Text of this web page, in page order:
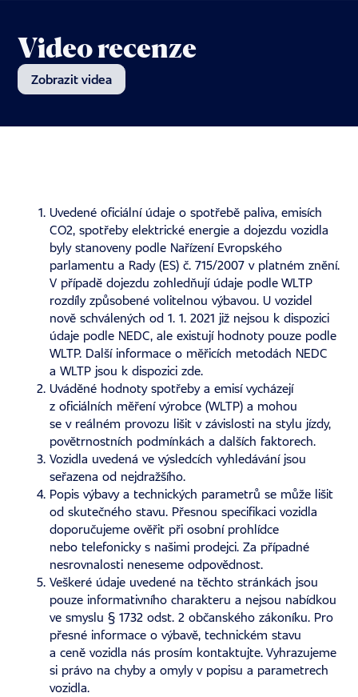
Video recenze
Zobrazit videa
Uvedené oficiální údaje o spotřebě paliva, emisích
CO2, spotřeby elektrické energie a dojezdu vozidla
byly stanoveny podle Nařízení Evropského
parlamentu a Rady (ES) č. 715/2007 v platném znění.
V případě dojezdu zohledňují údaje podle WLTP
rozdíly způsobené volitelnou výbavou. U vozidel
nově schválených od 1. 1. 2021 již nejsou k dispozici
údaje podle NEDC, ale existují hodnoty pouze podle
WLTP. Další informace o měřicích metodách NEDC
a WLTP jsou k dispozicizde.
Uváděné hodnoty spotřeby a emisí vycházejí
z oficiálních měření výrobce (WLTP) a mohou
se v reálném provozu lišit v závislosti na stylu jízdy,
povětrnostních podmínkách a dalších faktorech.
Vozidla uvedená ve výsledcích vyhledávání jsou
seřazena od nejdražšího.
Popis výbavy a technických parametrů se může lišit
od skutečného stavu. Přesnou specifikaci vozidla
doporučujeme ověřit při osobní prohlídce
nebo telefonicky s našimi prodejci. Za případné
nesrovnalosti neneseme odpovědnost.
Veškeré údaje uvedené na těchto stránkách jsou
pouze informativního charakteru a nejsou nabídkou
ve smyslu § 1732 odst. 2 občanského zákoníku. Pro
přesné informace o výbavě, technickém stavu
a ceně vozidla nás prosím kontaktujte. Vyhrazujeme
si právo na chyby a omyly v popisu a parametrech
vozidla.